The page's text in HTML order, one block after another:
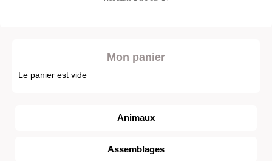
Mon panier
Le panier est vide
Animaux
Assemblages